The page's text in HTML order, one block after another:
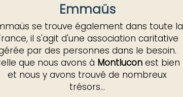
Emmaüs
se trouve également dans toute la
il s'agit d'une association caritative
par des personnes dans le besoin.
que nous avons à Montlucon est bien
et nous y avons trouvé de nombreux
trésors...